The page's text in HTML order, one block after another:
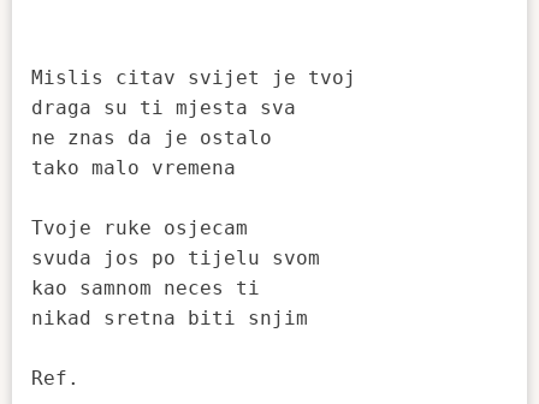
Mislis citav svijet je tvoj
draga su ti mjesta sva
ne znas da je ostalo
tako malo vremena
Tvoje ruke osjecam
svuda jos po tijelu svom
kao samnom neces ti
nikad sretna biti snjim
Ref.